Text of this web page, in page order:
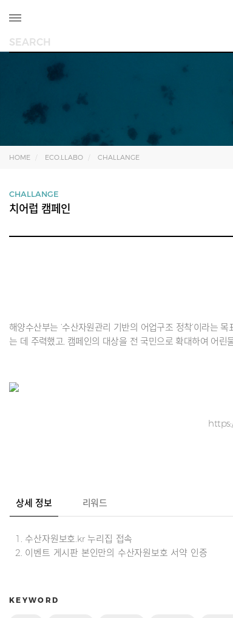
HOME ECO.LLABO CHALLANGE
CHALLANGE
치어럽 캠페인
해양수산부는 ‘수산자원관리 기반의 어업구조 정착’이라는
는 데 주력했고, 캠페인의 대상을 전 국민으로 확대하여 어
상세 정보 리워드
1. 수산자원보호.kr 누리집 접속
2. 이벤트 게시판 본인만의 수산자원보호 서약 인증
KEYWORD